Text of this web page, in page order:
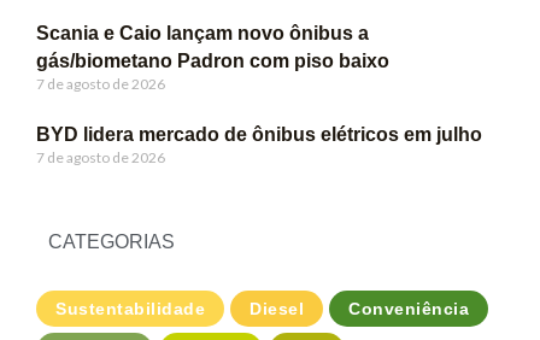
Scania e Caio lançam novo ônibus a
gás/biometano Padron com piso baixo
7 de agosto de 2026
BYD lidera mercado de ônibus elétricos em julho
7 de agosto de 2026
CATEGORIAS
Sustentabilidade Diesel Conveniência